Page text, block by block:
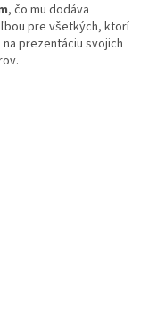
, čo mu dodáva
pre všetkých, ktorí
prezentáciu svojich